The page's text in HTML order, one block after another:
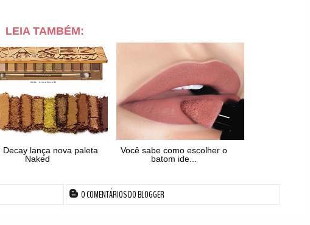
LEIA TAMBÉM:
Decay lança nova paleta
Naked
Você sabe como escolher o
batom ide...
0 COMENTÁRIOS DO BLOGGER